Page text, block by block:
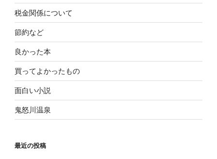
税金関係について
節約など
良かった本
買ってよかったもの
面白い小説
鬼怒川温泉
最近の投稿